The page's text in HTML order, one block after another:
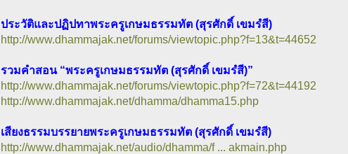
ประวัติและปฏิปทาพระครูเกษมธรรมทัต (สุรศักดิ์ เขมรํสี)
http://www.dhammajak.net/forums/viewtopic.php?f=13&t=44652
รวมคำสอน “พระครูเกษมธรรมทัต (สุรศักดิ์ เขมรํสี)”
http://www.dhammajak.net/forums/viewtopic.php?f=72&t=44192
http://www.dhammajak.net/dhamma/dhamma15.php
เสียงธรรมบรรยายพระครูเกษมธรรมทัต (สุรศักดิ์ เขมรํสี)
http://www.dhammajak.net/audio/dhamma/f ... akmain.php